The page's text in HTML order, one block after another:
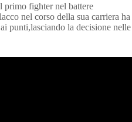
primo fighter nel battere
nel corso della sua carriera ha
punti,lasciando la decisione nelle